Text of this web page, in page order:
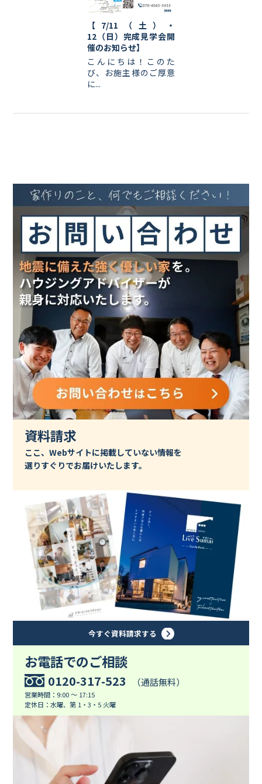
【7/11（土）・
12（日）完成見学会開
催のお知らせ】
こんにちは！このた
び、お施主様のご厚意
に...
資料請求
ここ、Webサイトに掲載していない情報を
選りすぐりでお届けいたします。
今すぐ資料請求する
お電話でのご相談
0120-317-523 （通話無料）
営業時間：9:00 ～ 17:15
定休日：水曜、第 1・3・5 火曜